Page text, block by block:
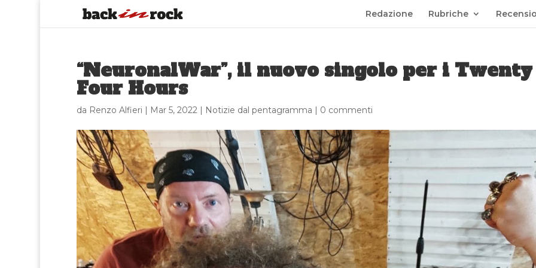
Redazione Rubriche
“NeuronalWar”, il nuovo singolo per i Twenty
Four Hours
da Renzo Alfieri | Mar 5, 2022| Notizie dal pentagramma | 0 commenti